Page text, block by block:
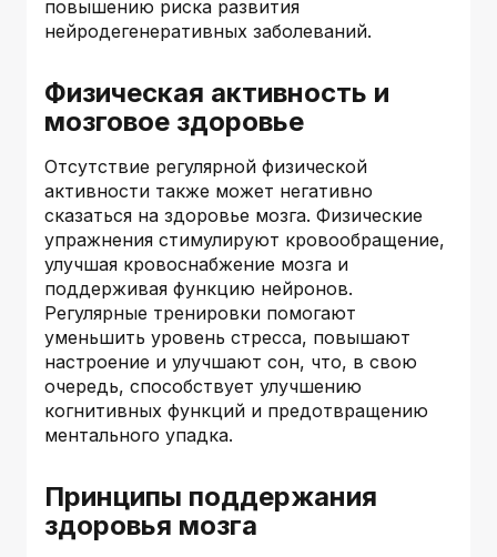
повышению риска развития
нейродегенеративных заболеваний.
Физическая активность и
мозговое здоровье
Отсутствие регулярной физической
активности также может негативно
сказаться на здоровье мозга. Физические
упражнения стимулируют кровообращение,
улучшая кровоснабжение мозга и
поддерживая функцию нейронов.
Регулярные тренировки помогают
уменьшить уровень стресса, повышают
настроение и улучшают сон, что, в свою
очередь, способствует улучшению
когнитивных функций и предотвращению
ментального упадка.
Принципы поддержания
здоровья мозга